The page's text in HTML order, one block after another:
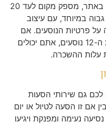
המיניבוס הכי גדול המוצע לכם כאן באתר, מספק מקום לעד 20
במיוחד, עם עיצוב
על פרטיות הנוסעים. אם
מספר הנוסעים הצפוי לא עובר את ה-12 נוסעים, אתם יכולים
עלות ההשכרה.
לכם גם שירותי הסעות
אם זו הסעה לטיול או יום
נעימה ומפנקת ויגיעו